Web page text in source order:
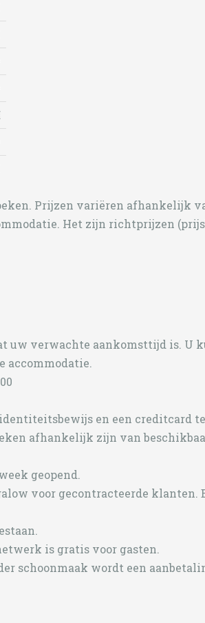
Prijzen variëren afhankelijk
Het zijn richtprijzen
uw verwachte aankomsttijd is. U
accommodatie.
en een creditcard
afhankelijk zijn van
geopend.
voor gecontracteerde klanten.
is gratis voor gasten.
schoonmaak wordt een